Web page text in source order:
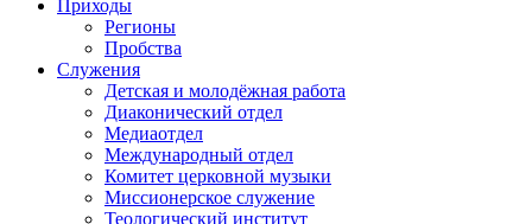
Приходы
Регионы
Пробства
Служения
Детская и молодёжная работа
Диаконический отдел
Медиаотдел
Международный отдел
Комитет церковной музыки
Миссионерское служение
Теологический институт